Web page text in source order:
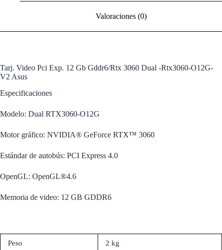
Valoraciones (0)
Tarj. Video Pci Exp. 12 Gb Gddr6/Rtx 3060 Dual -Rtx3060-O12G-
V2 Asus
Especificaciones
Modelo: Dual RTX3060-O12G
Motor gráfico: NVIDIA® GeForce RTX™ 3060
Estándar de autobús: PCI Express 4.0
OpenGL: OpenGL®4.6
Memoria de video: 12 GB GDDR6
Peso 2 kg